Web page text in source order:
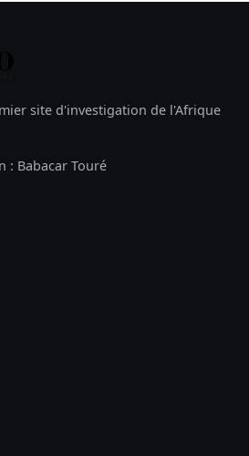
site d'investigation de l'Afrique
: Babacar Touré